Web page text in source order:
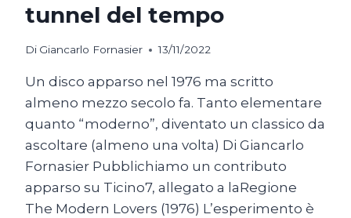
tunnel del tempo
Di Giancarlo Fornasier 13/11/2022
Un disco apparso nel 1976 ma scritto
almeno mezzo secolo fa. Tanto elementare
quanto “moderno”, diventato un classico da
ascoltare (almeno una volta) Di Giancarlo
Fornasier Pubblichiamo un contributo
apparso su Ticino7, allegato a laRegione
The Modern Lovers (1976) L’esperimento è